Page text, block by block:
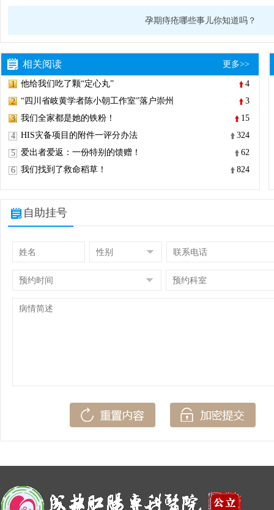
孕期痔疮哪些事儿你知道吗？
相关阅读 更多>>
1 他给我们吃了颗“定心丸”
4
2
“四川省岐黄学者陈小朝工作室”落户崇州
3
3
我们全家都是她的铁粉！
15
4
HIS灾备项目的附件一评分办法
324
5
爱出者爱返：一份特别的馈赠！
62
6
我们找到了救命稻草！ 824
自助挂号